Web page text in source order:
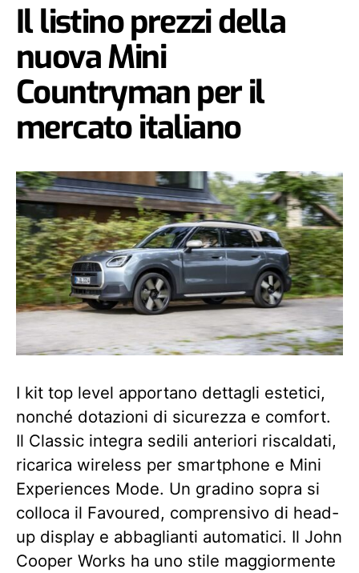
Il listino prezzi della
nuova Mini
Countryman per il
mercato italiano
I kit top level apportano dettagli estetici,
nonché dotazioni di sicurezza e comfort.
Il Classic integra sedili anteriori riscaldati,
ricarica wireless per smartphone e Mini
Experiences Mode. Un gradino sopra si
colloca il Favoured, comprensivo di head-
up display e abbaglianti automatici. Il John
Cooper Works ha uno stile maggiormente